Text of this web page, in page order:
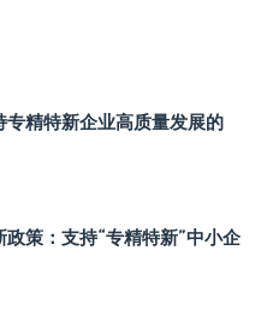
专精特新企业高质量发展的
政策：支持“专精特新”中小企